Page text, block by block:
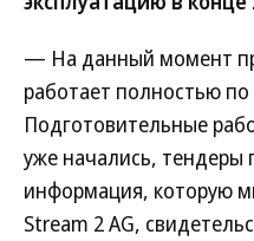
— На данный момент
работает полностью по
Подготовительные
уже начались, тендеры
информация, которую
Stream 2 AG,